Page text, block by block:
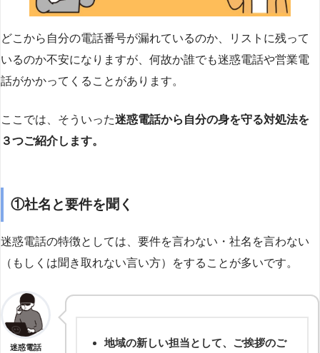
どこから自分の電話番号が漏れているのか、リストに残って
いるのか不安になりますが、何故か誰でも迷惑電話や営業電
話がかかってくることがあります。
ここでは、そういった迷惑電話から自分の身を守る対処法を
３つご紹介します。
①社名と要件を聞く
迷惑電話の特徴としては、要件を言わない・社名を言わない
（もしくは聞き取れない言い方）をすることが多いです。
迷惑電話
地域の新しい担当として、ご挨拶のご